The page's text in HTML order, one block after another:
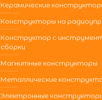
Керамические
Конструкторы на
Конструктор с
сборки
Магнитные конструкторы
Металлические
Электронные